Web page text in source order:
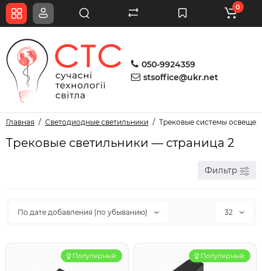
050-9924359
stsoffice@ukr.net
0
Главная Светодиодные светильники Трековые системы
Трековые светильники — страница 2
Фильтр
По дате добавления (по убыванию) 32
Популярный Популярный